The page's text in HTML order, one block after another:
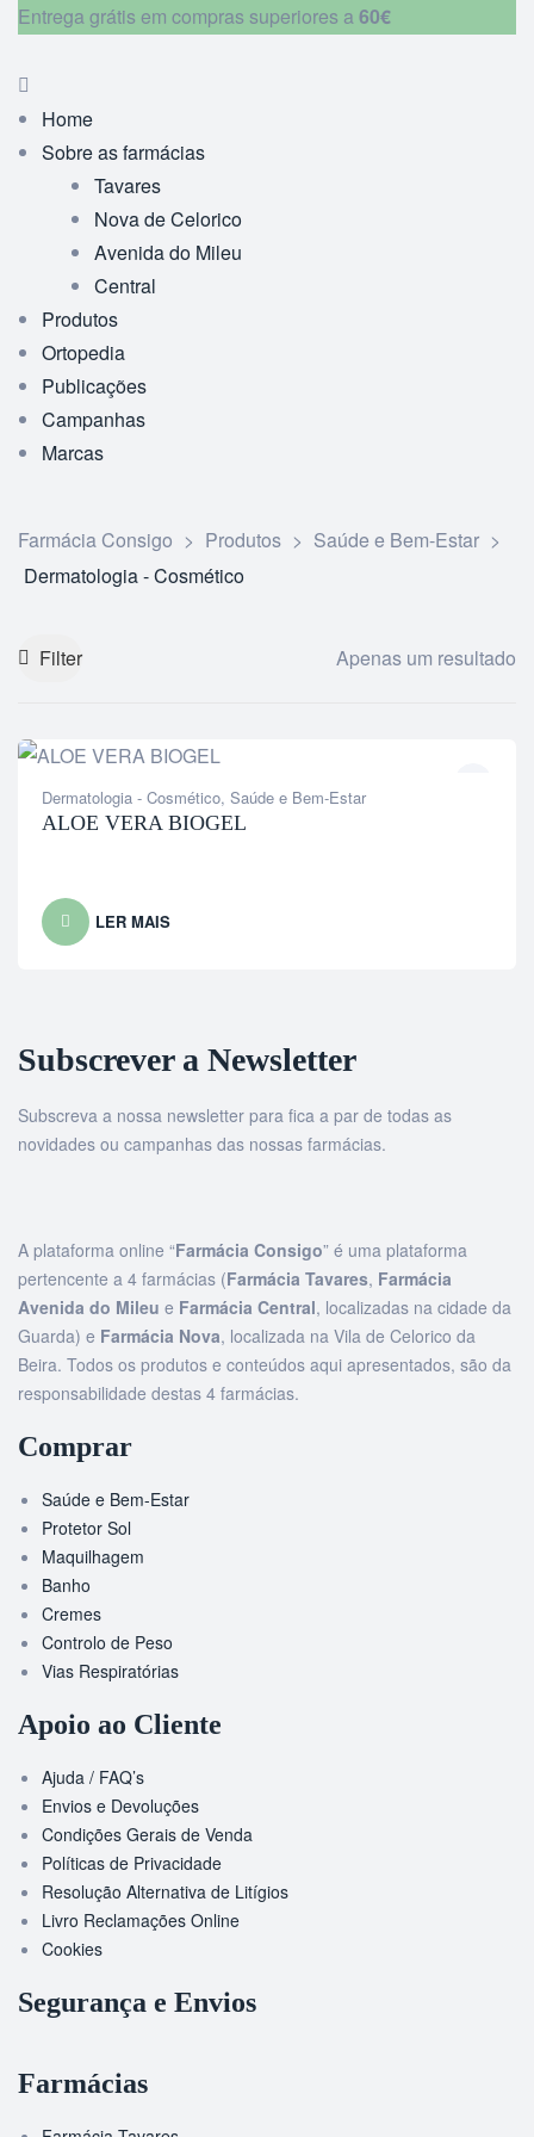
Entrega grátis em compras superiores a60€
Home
Sobre as farmácias
Tavares
Nova de Celorico
Avenida do Mileu
Central
Produtos
Ortopedia
Publicações
Campanhas
Marcas
Farmácia Consigo > Produtos > Saúde e Bem-Estar >
Dermatologia - Cosmético
Filter Apenas um resultado
Dermatologia - Cosmético, Saúde e Bem-Estar
ALOE VERA BIOGEL
LER MAIS
Subscrever a Newsletter
Subscreva a nossa newsletter para fica a par de todas as
novidades ou campanhas das nossas farmácias.
A plataforma online “Farmácia Consigo” é uma plataforma
pertencente a 4 farmácias (Farmácia Tavares, Farmácia
Avenida do Mileu e Farmácia Central, localizadas na cidade da
Guarda) e Farmácia Nova, localizada na Vila de Celorico da
Beira. Todos os produtos e conteúdos aqui apresentados, são da
responsabilidade destas 4 farmácias.
Comprar
Saúde e Bem-Estar
Protetor Sol
Maquilhagem
Banho
Cremes
Controlo de Peso
Vias Respiratórias
Apoio ao Cliente
Ajuda / FAQ’s
Envios e Devoluções
Condições Gerais de Venda
Políticas de Privacidade
Resolução Alternativa de Litígios
Livro Reclamações Online
Cookies
Segurança e Envios
Farmácias